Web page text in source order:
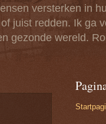
versterken in
juist redden. Ik ga
gezonde wereld.